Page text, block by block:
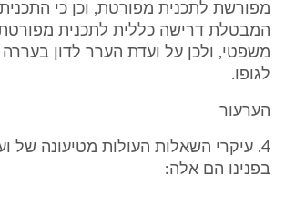
מפורשת לתכנית מפורטת, וכן כי
המבטלת דרישה כללית לתכנית
משפטי, ולכן על ועדת הערר לדון
לגופו.
הערעור
4. עיקרי השאלות העולות מטיעונה של
בפנינו הם אלה: